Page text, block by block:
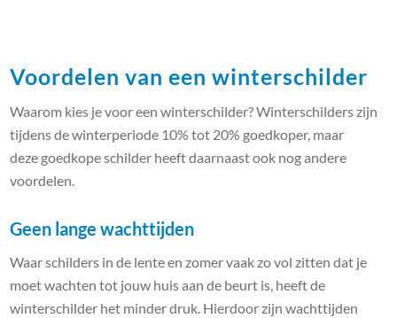
Voordelen van een winterschilder
Waarom kies je voor een winterschilder? Winterschilders zijn
tijdens de winterperiode 10% tot 20% goedkoper, maar
deze goedkope schilder heeft daarnaast ook nog andere
voordelen.
Geen lange wachttijden
Waar schilders in de lente en zomer vaak zo vol zitten dat je
moet wachten tot jouw huis aan de beurt is, heeft de
winterschilder het minder druk. Hierdoor zijn wachttijden